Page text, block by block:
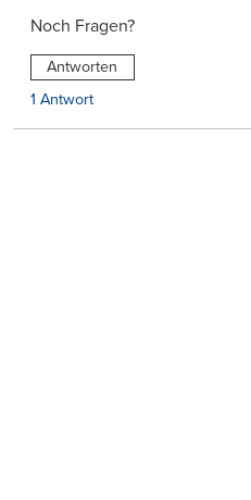
Noch Fragen?
Antworten
1 Antwort